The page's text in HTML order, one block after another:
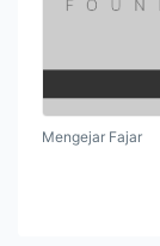
Mengejar Fajar